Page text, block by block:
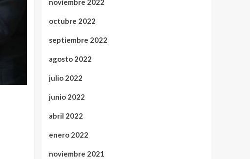
noviembre 2022
octubre 2022
septiembre 2022
agosto 2022
julio 2022
junio 2022
abril 2022
enero 2022
noviembre 2021